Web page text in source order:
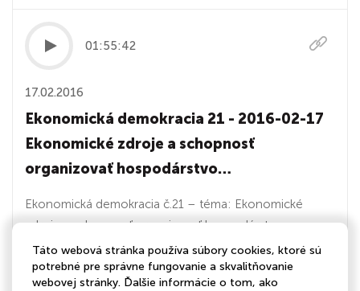
01:55:42
17.02.2016
Ekonomická demokracia 21 - 2016-02-17
Ekonomické zdroje a schopnosť
organizovať hospodárstvo…
Ekonomická demokracia č.21 – téma: Ekonomické
zdroje a schopnosť organizovať hospodárstvo
Slovenska…
Táto webová stránka používa súbory cookies, ktoré sú
potrebné pre správne fungovanie a skvalitňovanie
webovej stránky. Ďalšie informácie o tom, ako